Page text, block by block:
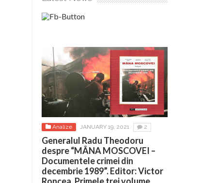
Analize JANUARY 19, 2021 2
Generalul Radu Theodoru
despre “MÂNA MOSCOVEI –
Documentele crimei din
decembrie 1989”. Editor: Victor